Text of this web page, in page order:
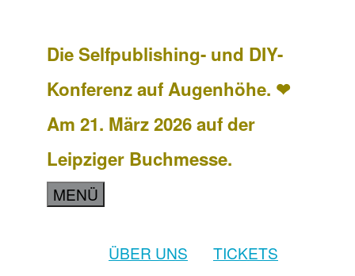
Die Selfpublishing- und DIY-
Konferenz auf Augenhöhe. ❤
Am 21. März 2026 auf der
Leipziger Buchmesse.
MENÜ
ÜBER UNS
TICKETS